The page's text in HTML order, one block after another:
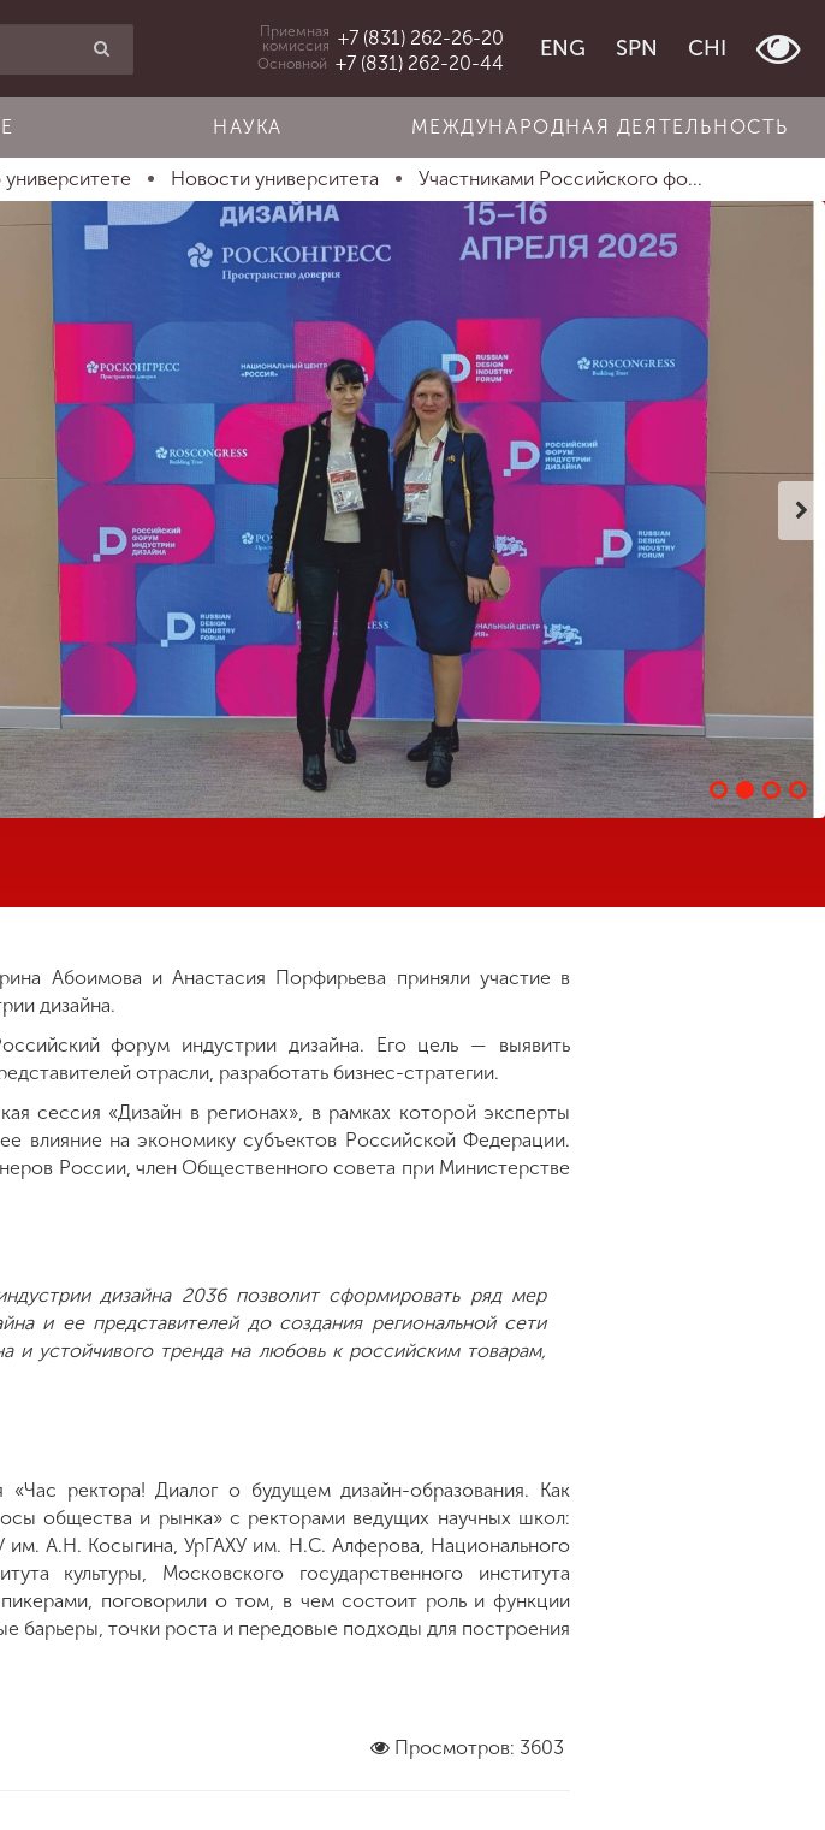
Приемная
комиссия +7 (831) 262-26-20
Основной +7 (831) 262-20-44
ENG SPN CHI
НАУКА МЕЖДУНАРОДНАЯ ДЕЯТЕЛЬНОСТЬ
Новости университета Участниками Российского фо...
Абоимова и Анастасия Порфирьева приняли участие в
дизайна.
форум индустрии дизайна. Его цель — выявить
отрасли, разработать бизнес-стратегии.
сессия «Дизайн в регионах», в рамках которой эксперты
влияние на экономику субъектов Российской Федерации.
России, член Общественного совета при Министерстве
дизайна 2036 позволит сформировать ряд мер
и ее представителей до создания региональной сети
и устойчивого тренда на любовь к российским товарам,
ректора! Диалог о будущем дизайн-образования. Как
общества и рынка» с ректорами ведущих научных школ:
А.Н. Косыгина, УрГАХУ им. Н.С. Алферова, Национального
культуры, Московского государственного института
поговорили о том, в чем состоит роль и функции
барьеры, точки роста и передовые подходы для построения
Просмотров: 3603